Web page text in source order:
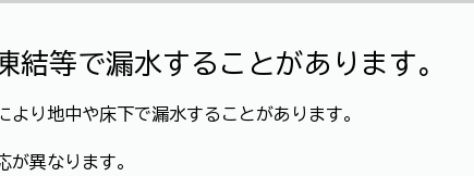
結等で漏水することがあります。
り地中や床下で漏水することがあります。
が異なります。